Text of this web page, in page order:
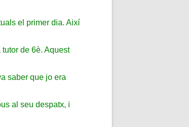
el primer dia. Així
de 6è. Aquest
saber que jo era
al seu despatx, i